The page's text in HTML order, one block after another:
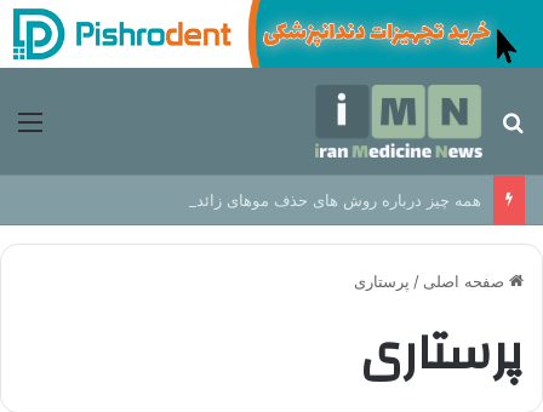
جستجو برای
همه چیز درباره روش های حذف موهای زائد از مزایا تا عوارض
صفحه اصلی / پرستاری
پرستاری